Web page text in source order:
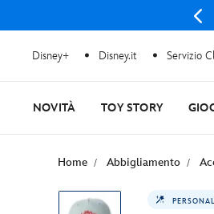
Disney+ Disney.it Servizio
NOVITÀ TOY STORY
Home Abbigliamento